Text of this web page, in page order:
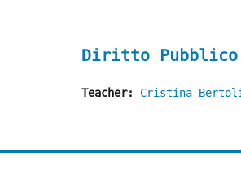
Diritto Pubblico
Teacher: Cristina